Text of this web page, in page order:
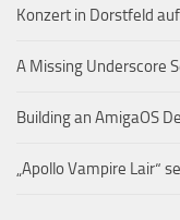
Konzert in Dorstfeld auf
A Missing Underscore
Building an AmigaOS
„Apollo Vampire Lair“